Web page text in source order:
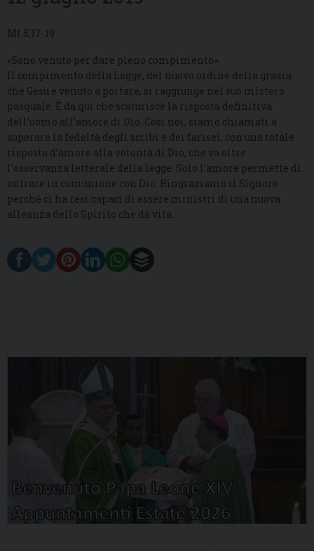
Mt 5,17-19
«Sono venuto per dare pieno compimento»
Il compimento della Legge, del nuovo ordine della grazia
che Gesù è venuto a portare, si raggiunge nel suo mistero
pasquale. È da qui che scaturisce la risposta definitiva
dell’uomo all’amore di Dio. Così noi, siamo chiamati a
superare la fedeltà degli scribi e dei farisei, con una totale
risposta d’amore alla volontà di Dio, che va oltre
l’osservanza letterale della legge. Solo l’amore permette di
entrare in comunione con Dio. Ringraziamo il Signore
perché ci ha resi capaci di essere ministri di una nuova
alleanza dello Spirito che dà vita.